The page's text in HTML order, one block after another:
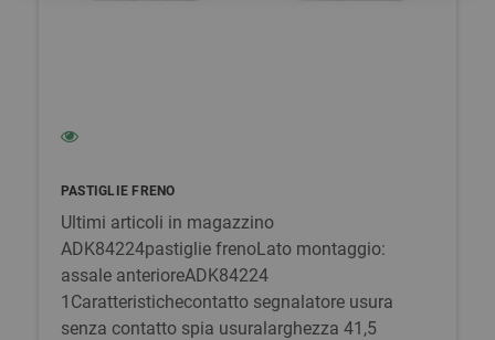
PASTIGLIE FRENO
Ultimi articoli in magazzino
ADK84224pastiglie frenoLato montaggio:
assale anterioreADK84224
1Caratteristichecontatto segnalatore usura
senza contatto spia usuralarghezza 41,5